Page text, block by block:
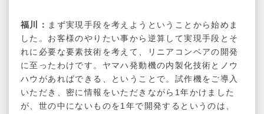
福川： まず実現手段を考えようということから始めま
した。お客様のやりたい事から逆算して実現手段とそ
れに必要な要素技術を考えて、リニアコンベアの開発
に至ったわけです。ヤマハ発動機の内製化技術とノウ
ハウがあればできる、ということで。試作機をご導入
いただき、密に情報をいただきながら1年かけました
が、世の中にないものを1年で開発するというのは、